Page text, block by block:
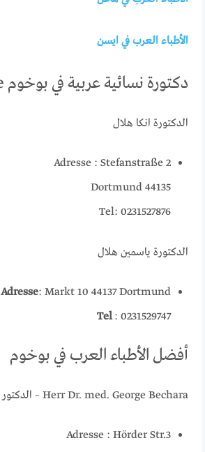
الأطباء العرب في ايسن
دكتورة نسائية عربية في بوخوم Gynäkologie
الدكتورة انكا هلال
Adresse : Stefanstraße 2
44135 Dortmund
Tel: 0231527876
الدكتورة ياسمين هلال
Adresse: Markt 10 44137 Dortmund
Tel: 0231529747
أفضل الأطباء العرب في بوخوم
Herr Dr. med. George Bechara – الدكتور جورج بشارة
Adresse : Hörder Str.3